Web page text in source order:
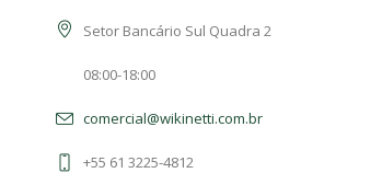
Setor Bancário Sul Quadra 2
08:00-18:00
comercial@wikinetti.com.br
+55 61 3225-4812